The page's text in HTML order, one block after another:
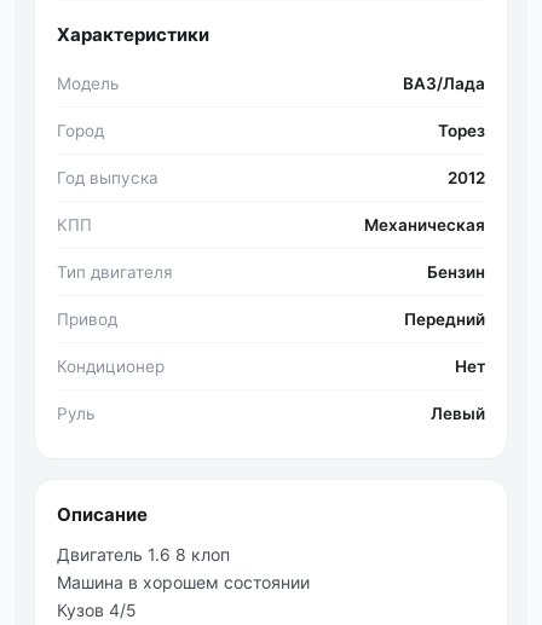
Характеристики
Модель ВАЗ/Лада
Город Торез
Год выпуска 2012
КПП Механическая
Тип двигателя Бензин
Привод Передний
Кондиционер Нет
Руль Левый
Описание
Двигатель 1.6 8 клоп
Машина в хорошем состоянии
Кузов 4/5